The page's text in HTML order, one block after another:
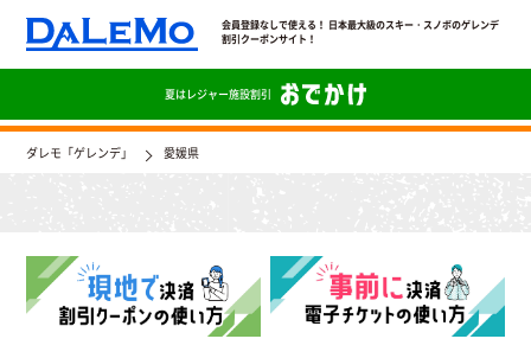
会員登録なしで使える！ 日本最大級のスキー・スノボのゲレンデ
割引クーポンサイト！
夏はレジャー施設割引
ダレモ「ゲレンデ」 愛媛県